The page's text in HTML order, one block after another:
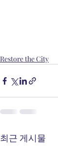
Restore the City
최근 게시물